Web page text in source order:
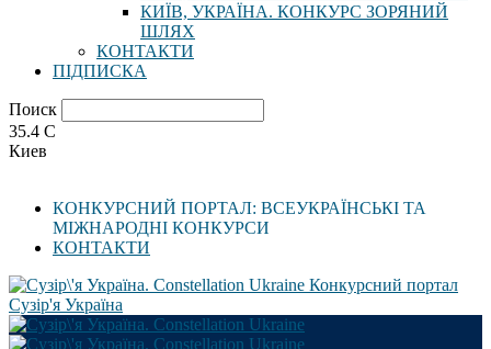
КИЇВ, УКРАЇНА. КОНКУРС ЗОРЯНИЙ
ШЛЯХ
КОНТАКТИ
ПІДПИСКА
Поиск
35.4 C
Киев
КОНКУРСНИЙ ПОРТАЛ: ВСЕУКРАЇНСЬКІ ТА
МІЖНАРОДНІ КОНКУРСИ
КОНТАКТИ
Конкурсний портал
Сузір'я Україна